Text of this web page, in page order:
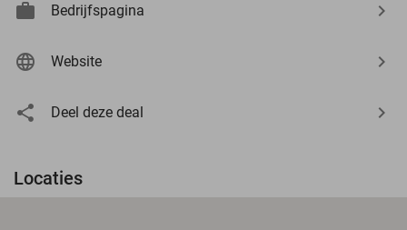
Bedrijfspagina
Website
Deel deze deal
Locaties